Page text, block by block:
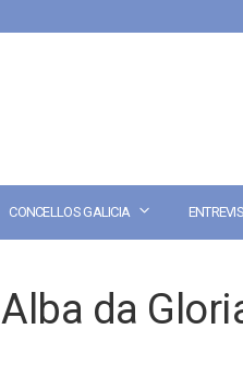
CONCELLOS GALICIA
Alba da